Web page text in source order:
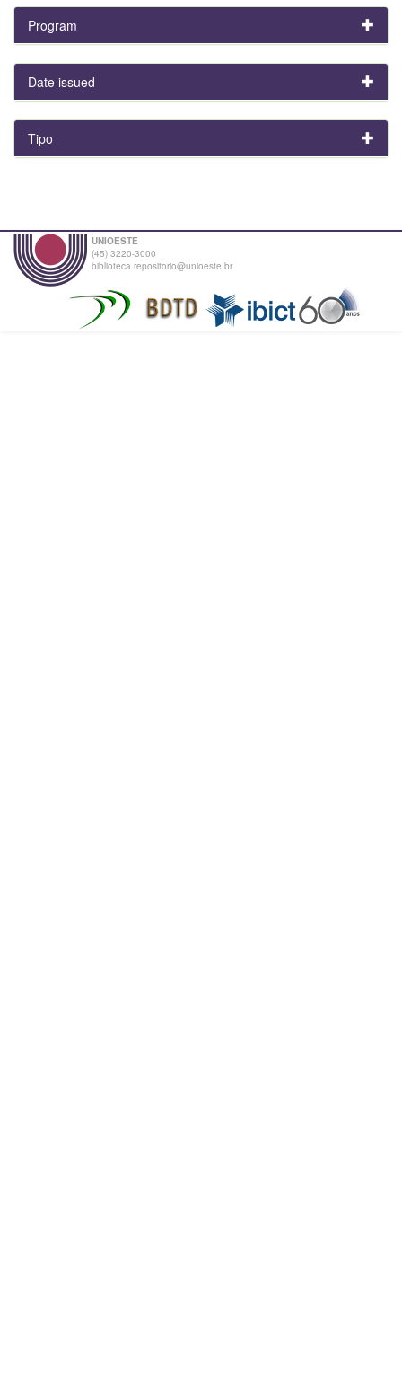
Program
Date issued
Tipo
UNIOESTE
(45) 3220-3000
biblioteca.repositorio@unioeste.br